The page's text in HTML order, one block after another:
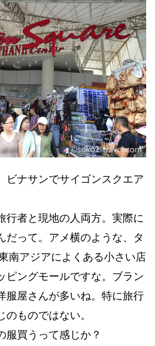
ビナサンでサイゴンスクエア
行者と現地の人両方。実際に
だって。アメ横のような、タ
南アジアによくある小さい店
ピングモールですな。ブラン
服屋さんが多いね。特に旅行
ものではない。
服買うって感じか？